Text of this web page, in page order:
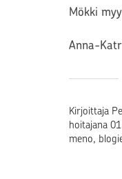
Mökki
Anna-
Kirjoittaja
hoitajana
meno,